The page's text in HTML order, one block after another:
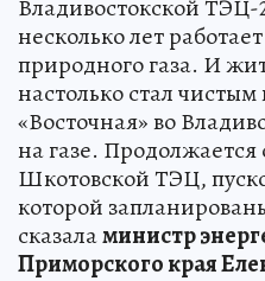
Владивостокской ТЭЦ-
несколько лет
природного газа. И
настолько стал
«Восточная» во
на газе. Продолжается
Шкотовской ТЭЦ,
которой
сказаламинистр
Приморского края